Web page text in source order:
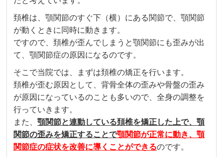
頚椎は、顎関節のすぐ下（横）にある関節で、顎関節
が動くときに同時に動きます。
ですので、頚椎が歪んでしまうと顎関節にも歪みが出
て、顎関節症の原因になるのです。
そこで当院では、まずは頚椎の矯正を行います。
頚椎が歪む原因として、背骨全体の歪みや骨盤の歪み
が原因になっているのことも多いので、全身の調整を
行っていきます。
また、顎関節と連動している頚椎を矯正した上で、顎
関節の歪みを矯正することで顎関節が正常に動き、顎
関節症の症状を改善に導くことができるのです。